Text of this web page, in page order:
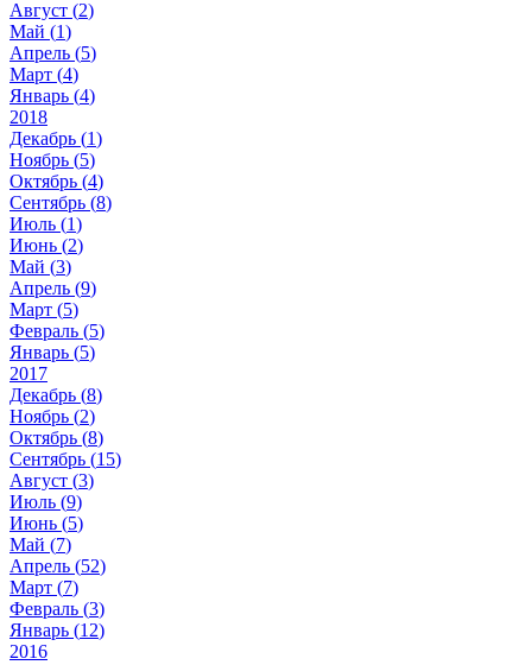
Август (2)
Май (1)
Апрель (5)
Март (4)
Январь (4)
2018
Декабрь (1)
Ноябрь (5)
Октябрь (4)
Сентябрь (8)
Июль (1)
Июнь (2)
Май (3)
Апрель (9)
Март (5)
Февраль (5)
Январь (5)
2017
Декабрь (8)
Ноябрь (2)
Октябрь (8)
Сентябрь (15)
Август (3)
Июль (9)
Июнь (5)
Май (7)
Апрель (52)
Март (7)
Февраль (3)
Январь (12)
2016